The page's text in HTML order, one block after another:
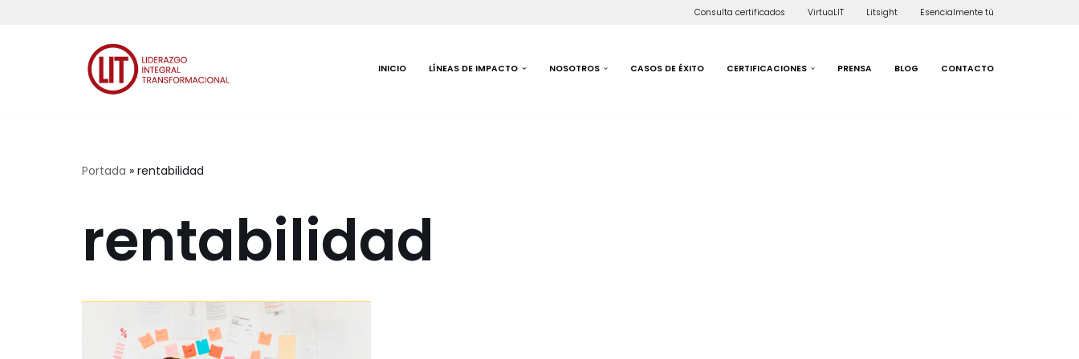
Consulta certificados VirtuaLIT Litsight Esencialmente tú
INICIO LÍNEAS DE IMPACTO NOSOTROS CASOS DE ÉXITO CERTIFICACIONES PRENSA BLOG CONTACTO
Portada » rentabilidad
rentabilidad